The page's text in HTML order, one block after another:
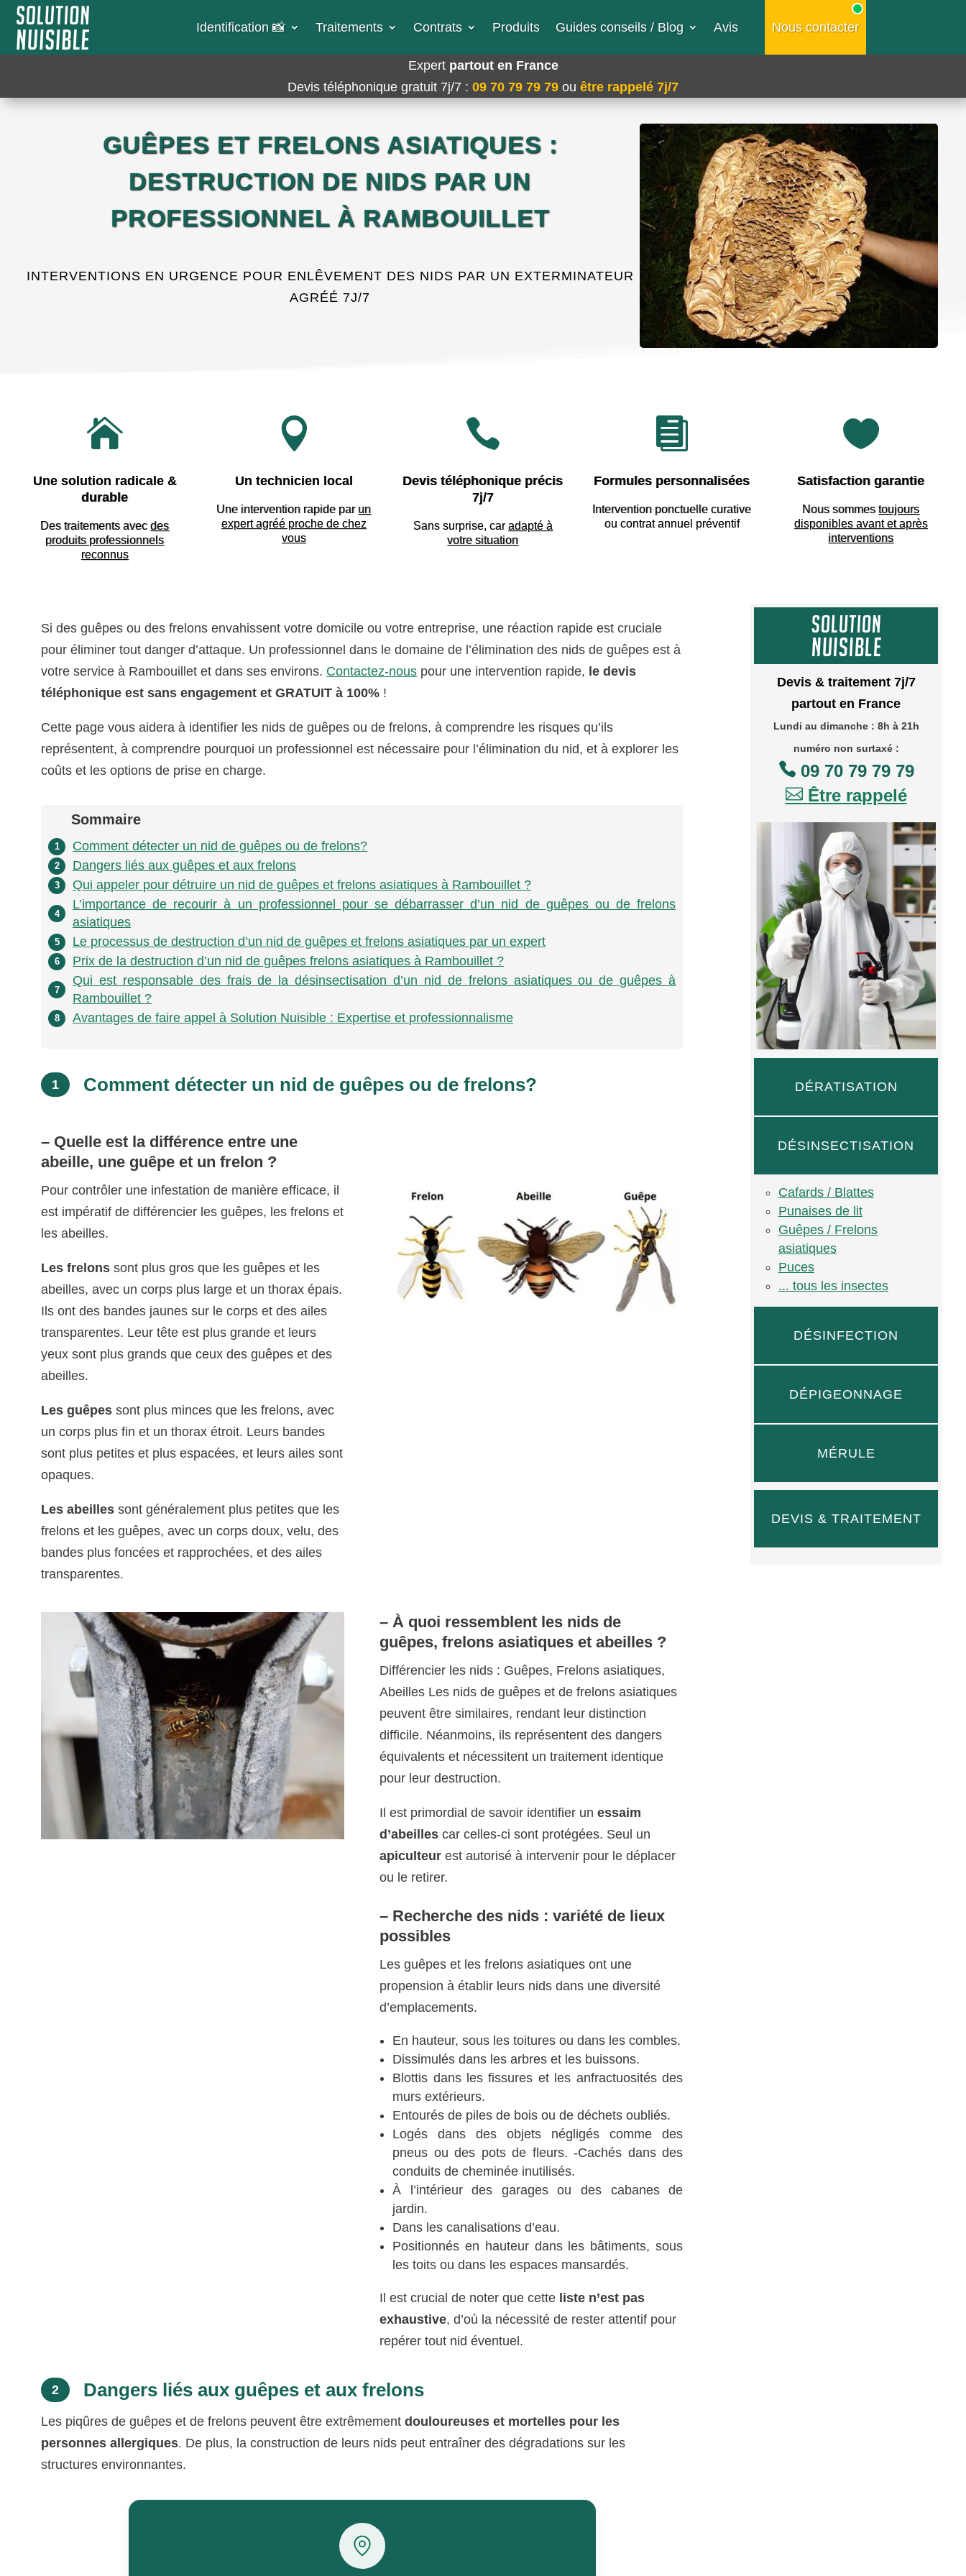
Identification 📸​ Traitements Contrats Produits Guides conseils / Blog Avis Nous contacter
Expert partout en France
Devis téléphonique gratuit 7j/7 : 09 70 79 79 79 ou être rappelé 7j/7
GUÊPES ET FRELONS ASIATIQUES :
DESTRUCTION DE NIDS PAR UN
PROFESSIONNEL À RAMBOUILLET
INTERVENTIONS EN URGENCE POUR ENLÊVEMENT DES NIDS PAR UN EXTERMINATEUR
AGRÉÉ 7J/7

Une solution radicale &
durable
Des traitements avecdes
produits professionnels
reconnus

Un technicien local
Une intervention rapide par un
expert agréé proche de chez
vous

Devis téléphonique précis
7j/7
Sans surprise, car adapté à
votre situation

Formules personnalisées
Intervention ponctuelle curative
ou contrat annuel préventif

Satisfaction garantie
Nous sommestoujours
disponibles avant et après
interventions
Si des guêpes ou des frelons envahissent votre domicile ou votre entreprise, une réaction rapide est cruciale
pour éliminer tout danger d’attaque. Un professionnel dans le domaine de l’élimination des nids de guêpes est à
votre service à Rambouillet et dans ses environs. Contactez-nous pour une intervention rapide, le devis
téléphonique est sans engagement et GRATUIT à 100% !
Cette page vous aidera à identifier les nids de guêpes ou de frelons, à comprendre les risques qu’ils
représentent, à comprendre pourquoi un professionnel est nécessaire pour l’élimination du nid, et à explorer les
coûts et les options de prise en charge.
Sommaire
1 Comment détecter un nid de guêpes ou de frelons?
2 Dangers liés aux guêpes et aux frelons
3 Qui appeler pour détruire un nid de guêpes et frelons asiatiques à Rambouillet ?
4
L’importance de recourir à un professionnel pour se débarrasser d’un nid de guêpes ou de frelons
asiatiques
5 Le processus de destruction d’un nid de guêpes et frelons asiatiques par un expert
6 Prix de la destruction d’un nid de guêpes frelons asiatiques à Rambouillet ?
7
Qui est responsable des frais de la désinsectisation d’un nid de frelons asiatiques ou de guêpes à
Rambouillet ?
8 Avantages de faire appel à Solution Nuisible : Expertise et professionnalisme
1 Comment détecter un nid de guêpes ou de frelons?
– Quelle est la différence entre une
abeille, une guêpe et un frelon ?
Pour contrôler une infestation de manière efficace, il
est impératif de différencier les guêpes, les frelons et
les abeilles.
Les frelons sont plus gros que les guêpes et les
abeilles, avec un corps plus large et un thorax épais.
Ils ont des bandes jaunes sur le corps et des ailes
transparentes. Leur tête est plus grande et leurs
yeux sont plus grands que ceux des guêpes et des
abeilles.
Les guêpes sont plus minces que les frelons, avec
un corps plus fin et un thorax étroit. Leurs bandes
sont plus petites et plus espacées, et leurs ailes sont
opaques.
Les abeilles sont généralement plus petites que les
frelons et les guêpes, avec un corps doux, velu, des
bandes plus foncées et rapprochées, et des ailes
transparentes.
– À quoi ressemblent les nids de
guêpes, frelons asiatiques et abeilles ?
Différencier les nids : Guêpes, Frelons asiatiques,
Abeilles Les nids de guêpes et de frelons asiatiques
peuvent être similaires, rendant leur distinction
difficile. Néanmoins, ils représentent des dangers
équivalents et nécessitent un traitement identique
pour leur destruction.
Il est primordial de savoir identifier unessaim
d’abeilles car celles-ci sont protégées. Seul un
apiculteur est autorisé à intervenir pour le déplacer
ou le retirer.
– Recherche des nids : variété de lieux
possibles​
Les guêpes et les frelons asiatiques ont une
propension à établir leurs nids dans une diversité
d’emplacements.
En hauteur, sous les toitures ou dans les combles.
Dissimulés dans les arbres et les buissons.
Blottis dans les fissures et les anfractuosités des
murs extérieurs.
Entourés de piles de bois ou de déchets oubliés.
Logés dans des objets négligés comme des
pneus ou des pots de fleurs. -Cachés dans des
conduits de cheminée inutilisés.
À l’intérieur des garages ou des cabanes de
jardin.
Dans les canalisations d’eau.
Positionnés en hauteur dans les bâtiments, sous
les toits ou dans les espaces mansardés.
Il est crucial de noter que cette liste n’est pas
exhaustive, d’où la nécessité de rester attentif pour
repérer tout nid éventuel.
2 Dangers liés aux guêpes et aux frelons
Les piqûres de guêpes et de frelons peuvent être extrêmementdouloureuses et mortelles pour les
personnes allergiques. De plus, la construction de leurs nids peut entraîner des dégradations sur les
structures environnantes.
Devis & traitement 7j/7
partout en France
Lundi au dimanche : 8h à 21h
numéro non surtaxé :
09 70 79 79 79
 Être rappelé
DÉRATISATION
DÉSINSECTISATION
Cafards / Blattes
Punaises de lit
Guêpes / Frelons
asiatiques
Puces
... tous les insectes
DÉSINFECTION
DÉPIGEONNAGE
MÉRULE
DEVIS & TRAITEMENT